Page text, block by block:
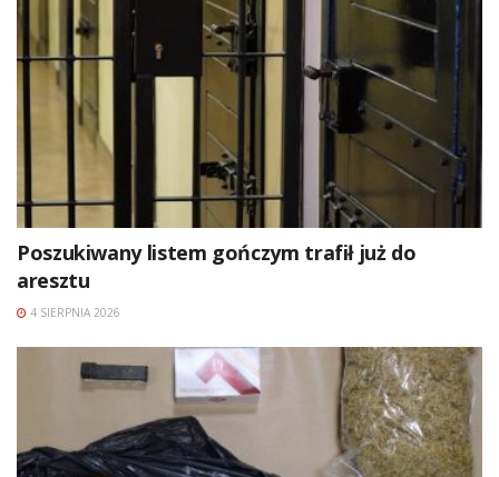
Poszukiwany listem gończym trafił już do
aresztu
4 SIERPNIA 2026